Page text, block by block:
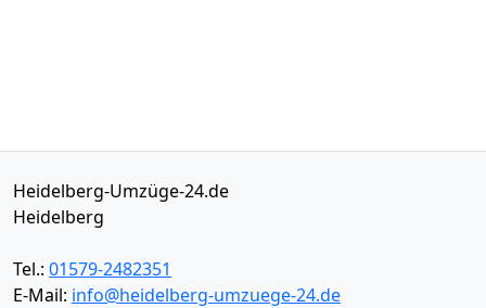
Heidelberg-Umzüge-24.de
Heidelberg
Tel.: 01579-2482351
E-Mail: info@heidelberg-umzuege-24.de